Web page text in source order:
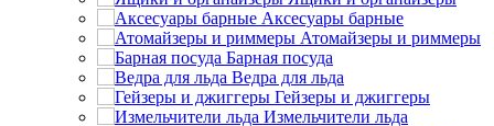
Аксесуары барные
Атомайзеры и риммеры
Барная посуда
Ведра для льда
Гейзеры и джиггеры
Измельчители льда